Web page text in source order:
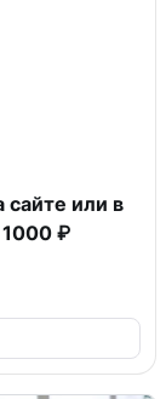
сайте или в
₽